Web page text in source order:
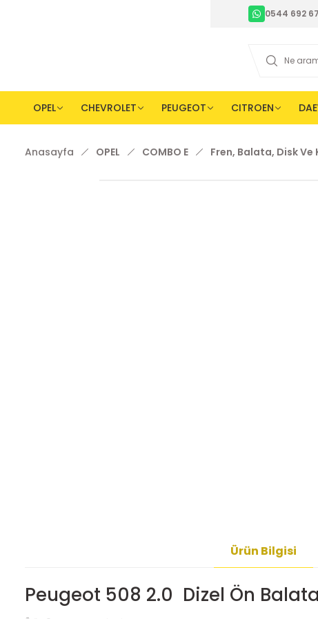
0544 692
OPEL CHEVROLET PEUGEOT CITROEN
Anasayfa OPEL COMBO E Fren, Balata, Disk
Ürün Bilgisi
Peugeot 508 2.0 Dizel Ön Balata